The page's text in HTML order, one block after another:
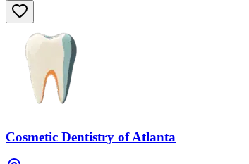
Cosmetic Dentistry of Atlanta